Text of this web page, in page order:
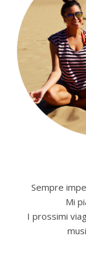
Sempre
Mi
I prossimi